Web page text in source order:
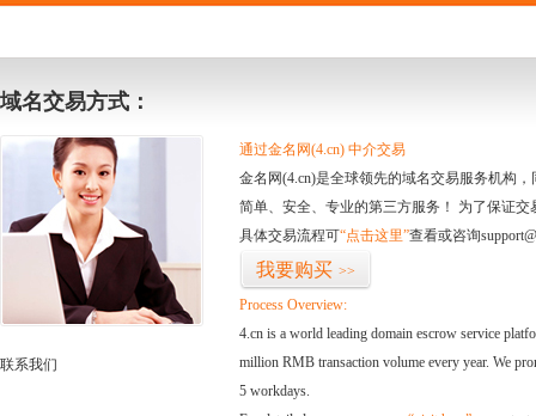
域名交易方式：
联系我们
通过金名网(4.cn) 中介交易
金名网(4.cn)是全球领先的域名交易服务机构
简单、安全、专业的第三方服务！ 为了保证
具体交易流程可“点击这里”查看或咨询
我要购买 >>
Process Overview:
4.cn is a world leading domain escrow service
million RMB transaction volume every year. We
5 workdays.